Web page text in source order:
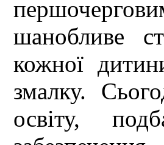
шанобливе
кожної
змалку.
освіту,